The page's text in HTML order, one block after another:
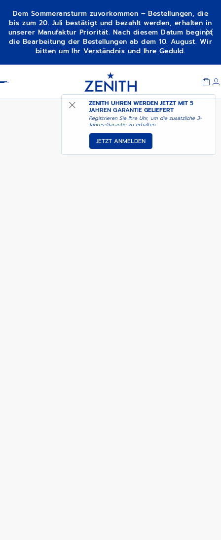
Dem Sommeransturm zuvorkommen – Bestellungen, die
bis zum 20. Juli bestätigt und bezahlt werden, erhalten in
unserer Manufaktur Priorität. Nach diesem Datum beginnt
die Bearbeitung der Bestellungen ab dem 10. August. Wir
bitten um Ihr Verständnis und Ihre Geduld.
ZENITH UHREN WERDEN JETZT MIT5
JAHREN GARANTIE GELIEFERT
Registrieren Sie Ihre Uhr, um die zusätzliche 3-
Jahres-Garantie zu erhalten.
JETZT ANMELDEN
G.F.J. KALIBER 135